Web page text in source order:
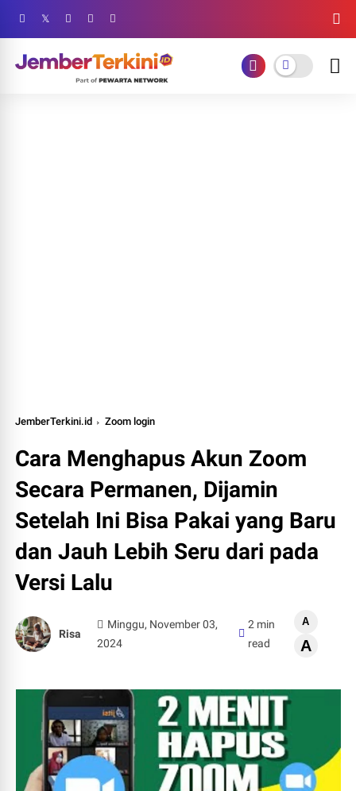
JemberTerkini.id Zoom login
Cara Menghapus Akun Zoom
Secara Permanen, Dijamin
Setelah Ini Bisa Pakai yang Baru
dan Jauh Lebih Seru dari pada
Versi Lalu
Risa
Minggu, November 03,
2024
2 min
read
A
A